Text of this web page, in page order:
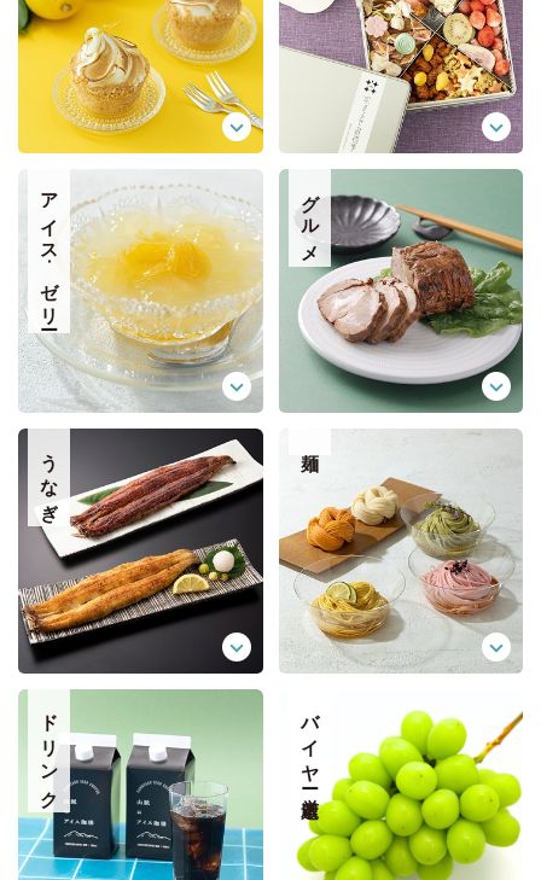
アイス·ゼリー グルメ
うなぎ
ドリンク バイヤー厳選